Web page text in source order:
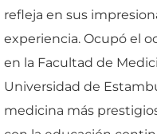
refleja en sus
experiencia. Ocupó el
en la Facultad de
Universidad de
medicina más